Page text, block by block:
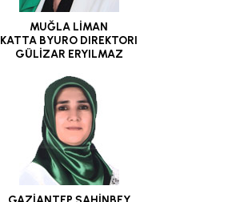
MUĞLA LİMAN
KATTA BYURO DIREKTORI
GÜLİZAR ERYILMAZ